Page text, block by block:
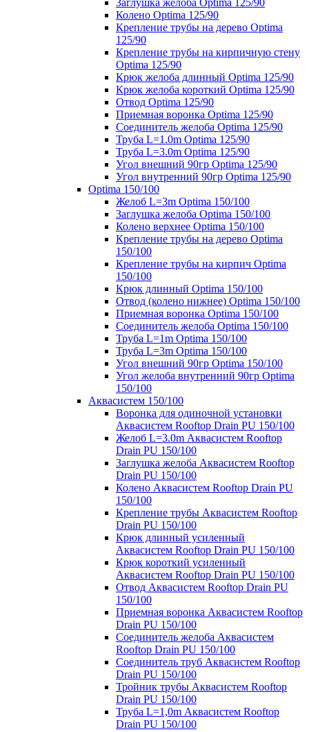
Заглушка желоба Optima 125/90
Колено Optima 125/90
Крепление трубы на дерево Optima
125/90
Крепление трубы на кирпичную стену
Optima 125/90
Крюк желоба длинный Optima 125/90
Крюк желоба короткий Optima 125/90
Отвод Optima 125/90
Приемная воронка Optima 125/90
Соединитель желоба Optima 125/90
Труба L=1.0m Optima 125/90
Труба L=3.0m Optima 125/90
Угол внешний 90гр Optima 125/90
Угол внутренний 90гр Optima 125/90
Optima 150/100
Желоб L=3m Optima 150/100
Заглушка желоба Optima 150/100
Колено верхнее Optima 150/100
Крепление трубы на дерево Optima
150/100
Крепление трубы на кирпич Optima
150/100
Крюк длинный Optima 150/100
Отвод (колено нижнее) Optima 150/100
Приемная воронка Optima 150/100
Соединитель желоба Optima 150/100
Труба L=1m Optima 150/100
Труба L=3m Optima 150/100
Угол внешний 90гр Optima 150/100
Угол желоба внутренний 90гр Optima
150/100
Аквасистем 150/100
Воронка для одиночной установки
Аквасистем Rooftop Drain PU 150/100
Желоб L=3.0m Аквасистем Rooftop
Drain PU 150/100
Заглушка желоба Аквасистем Rooftop
Drain PU 150/100
Колено Аквасистем Rooftop Drain PU
150/100
Крепление трубы Аквасистем Rooftop
Drain PU 150/100
Крюк длинный усиленный
Аквасистем Rooftop Drain PU 150/100
Крюк короткий усиленный
Аквасистем Rooftop Drain PU 150/100
Отвод Аквасистем Rooftop Drain PU
150/100
Приемная воронка Аквасистем Rooftop
Drain PU 150/100
Соединитель желоба Аквасистем
Rooftop Drain PU 150/100
Соединитель труб Аквасистем Rooftop
Drain PU 150/100
Тройник трубы Аквасистем Rooftop
Drain PU 150/100
Труба L=1,0m Аквасистем Rooftop
Drain PU 150/100